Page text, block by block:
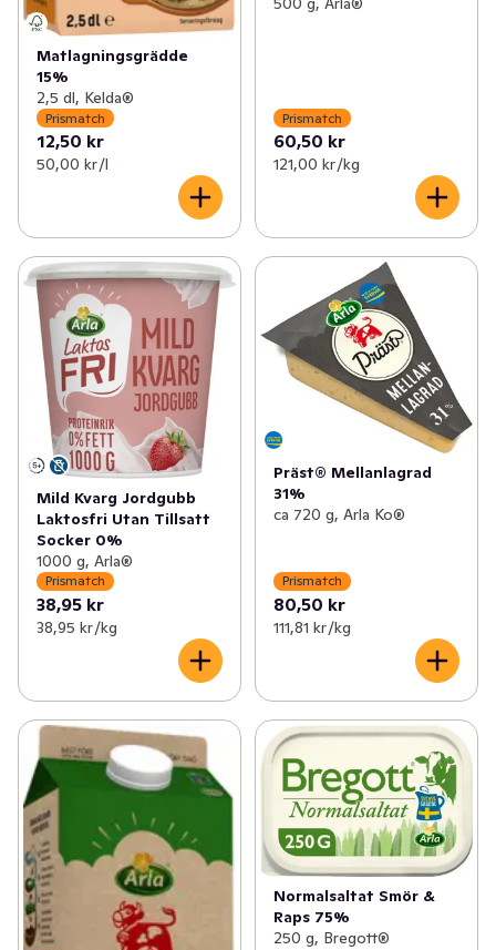
Matlagningsgrädde
15%
2,5 dl, Kelda®
Prismatch
12,50 kr
50,00 kr /l
Prismatch
60,50 kr
121,00 kr /kg
Mild Kvarg Jordgubb
Laktosfri Utan Tillsatt
Socker 0%
1000 g, Arla®
Prismatch
38,95 kr
38,95 kr /kg
Präst® Mellanlagrad
31%
ca 720 g, Arla Ko®
Prismatch
80,50 kr
111,81 kr /kg
Normalsaltat Smör &
Raps 75%
250 g, Bregott®